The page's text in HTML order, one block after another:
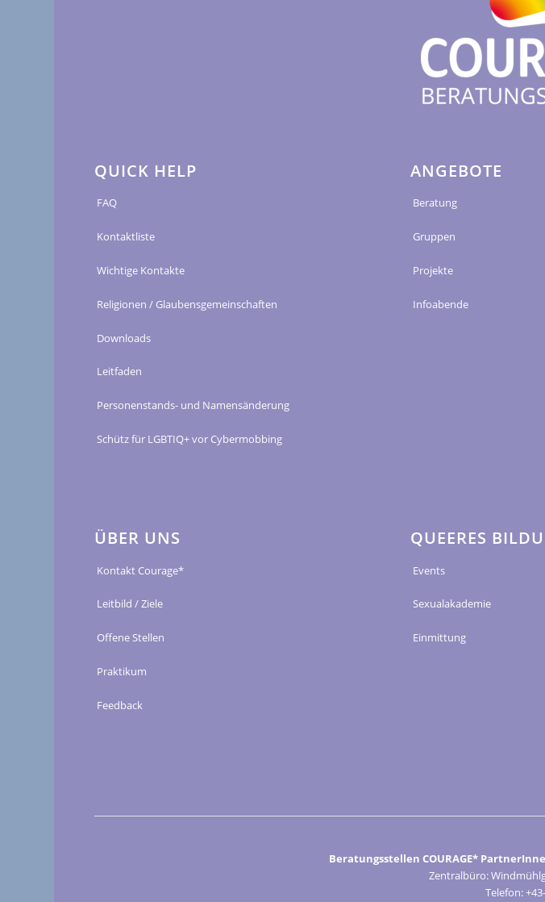
QUICK HELP
FAQ
Kontaktliste
Wichtige Kontakte
Religionen / Glaubensgemeinschaften
Downloads
Leitfaden
Personenstands- und Namensänderung
Schütz für LGBTIQ+ vor Cybermobbing
ANGEBOTE
Beratung
Gruppen
Projekte
Infoabende
ÜBER UNS
Kontakt Courage*
Leitbild / Ziele
Offene Stellen
Praktikum
Feedback
QUEERES
Events
Sexualakademie
Einmittung
Beratungsstellen COURAGE*
Zentralbüro:
Telefon: